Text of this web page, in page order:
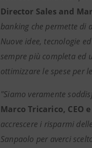
Director Sales and
banking che permette di
Nuove idee, tecnologie
sempre più completa ed
ottimizzare le spese per
"Siamo veramente
Marco Tricarico, CEO
accrescere i risparmi
Sanpaolo per averci